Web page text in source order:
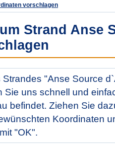
vorschlagen
Strand Anse
"Anse Source
Sie uns schnell und
befindet. Ziehen Sie
Koordinaten
"OK".